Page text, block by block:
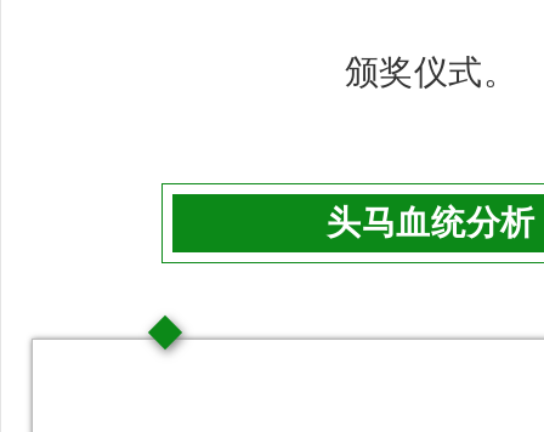
颁奖仪式。
头马血统分析